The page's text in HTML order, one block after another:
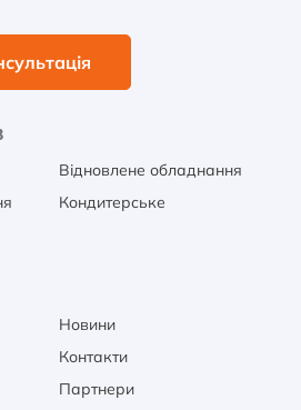
Відновлене обладнання
Кондитерське
Новини
Контакти
Партнери